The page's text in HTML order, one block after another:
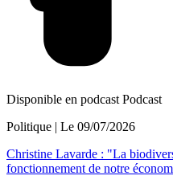
Disponible en podcast Podcast
Politique | Le 09/07/2026
Christine Lavarde : "La
fonctionnement de notre